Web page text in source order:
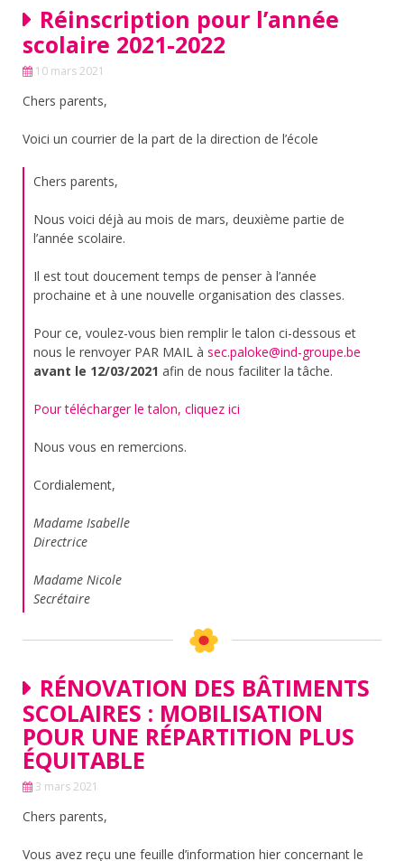
Réinscription pour l’année
scolaire 2021-2022
10 mars 2021
Chers parents,
Voici un courrier de la part de la direction de l’école
Chers parents,
Nous voici déjà au mois de mars, deuxième partie de
l’année scolaire.
Il est tout doucement temps de penser à l’année
prochaine et à une nouvelle organisation des classes.
Pour ce, voulez-vous bien remplir le talon ci-dessous et
nous le renvoyer PAR MAIL à sec.paloke@ind-groupe.be
avant le 12/03/2021 afin de nous faciliter la tâche.
Pour télécharger le talon, cliquez ici
Nous vous en remercions.
Cordialement,
Madame Isabelle
Directrice
Madame Nicole
Secrétaire
RÉNOVATION DES BÂTIMENTS
SCOLAIRES : MOBILISATION
POUR UNE RÉPARTITION PLUS
ÉQUITABLE
3 mars 2021
Chers parents,
Vous avez reçu une feuille d’information hier concernant le